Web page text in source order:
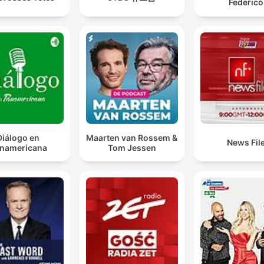
Federico
en
Maarten van Rossem &
Tom Jessen
News